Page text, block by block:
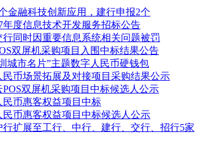
金融科技创新应用，建行申报2个
年度信息技术开发服务招标公告
同时因重要信息系统相关问题被罚
双屏机采购项目入围中标结果公告
城市名片”主题数字人民币硬钱包
币场景拓展及对接项目采购结果公示
双屏机采购项目中标候选人公示
币惠客权益项目中标
币惠客权益项目中标候选人公示
扩展至工行、中行、建行、交行、招行5家